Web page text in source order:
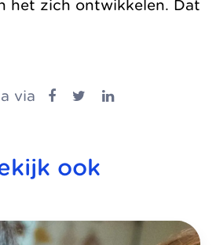
het zich ontwikkelen. Dat
via
ook